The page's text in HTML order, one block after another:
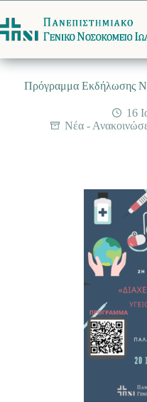
στο
περιεχόμενο
Πρόγραμμα Εκδήλωσης
16
Νέα -